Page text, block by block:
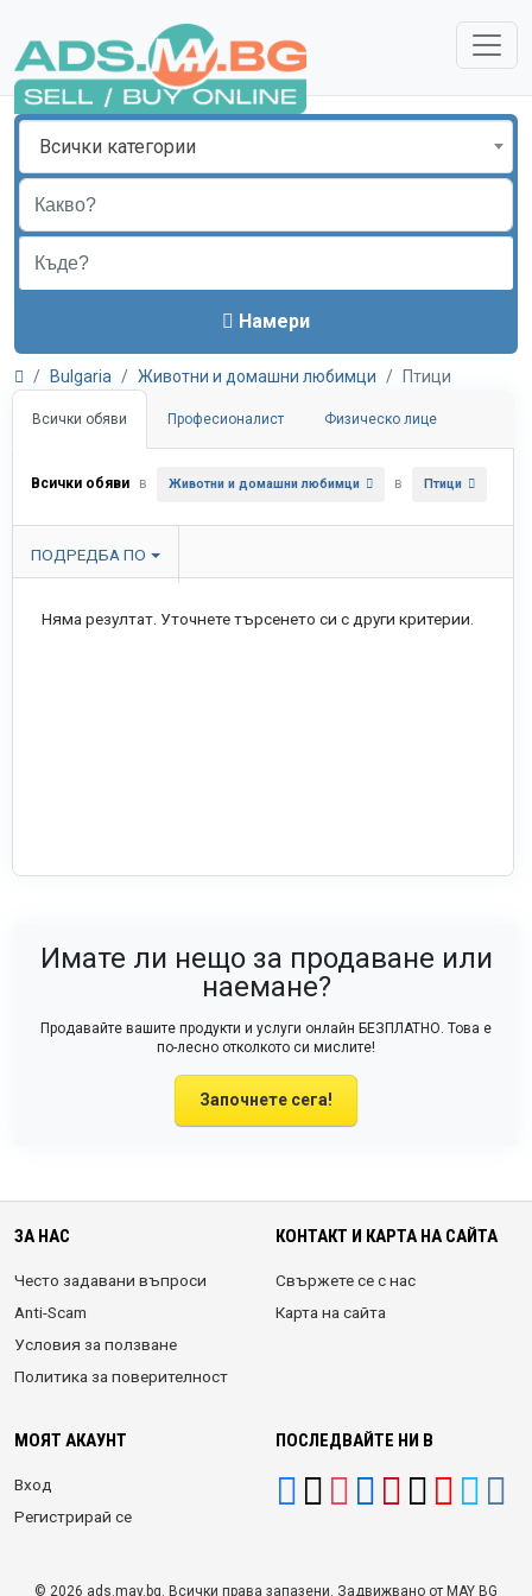
Всички категории
Намери
Bulgaria Животни и домашни любимци Птици
Всички обяви Професионалист Физическо лице
Всички обяви в Животни и домашни любимци в Птици
ПОДРЕДБА ПО
Няма резултат. Уточнете търсенето си с други критерии.
Имате ли нещо за продаване или
наемане?
Продавайте вашите продукти и услуги онлайн БЕЗПЛАТНО. Това е
по-лесно отколкото си мислите!
Започнете сега!
ЗА НАС
Често задавани въпроси
Anti-Scam
Условия за ползване
Политика за поверителност
КОНТАКТ И КАРТА НА САЙТА
Свържете се с нас
Карта на сайта
МОЯТ АКАУНТ
Вход
Регистрирай се
ПОСЛЕДВАЙТЕ НИ В
© 2026 ads.may.bg. Всички права запазени. Задвижвано от MAY BG